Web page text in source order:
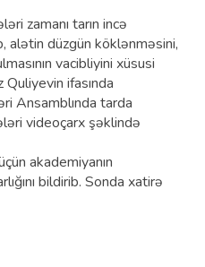
zamanı tarın incə
alətin düzgün köklənməsini,
vacibliyini xüsusi
Quliyevin ifasında
Ansamblında tarda
videoçarx şəklində
akademiyanın
bildirib. Sonda xatirə